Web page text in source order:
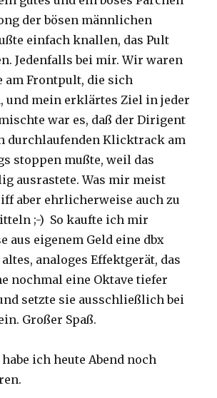
der bösen männlichen
einfach knallen, das Pult
Jedenfalls bei mir. Wir waren
am Frontpult, die sich
und mein erklärtes Ziel in jeder
war es, daß der Dirigent
durchlaufenden Klicktrack am
stoppen mußte, weil das
ausrastete. Was mir meist
aber ehrlicherweise auch zu
;-) So kaufte ich mir
aus eigenem Geld eine dbx
analoges Effektgerät, das
nochmal eine Oktave tiefer
setzte sie ausschließlich bei
Großer Spaß.
ich heute Abend noch